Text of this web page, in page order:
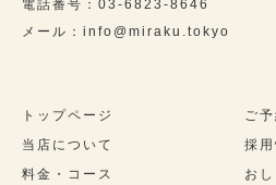
電話番号：03-6823-8646
メール：info@miraku.tokyo
トップページ
当店について
料金・コース
ご
採用
お